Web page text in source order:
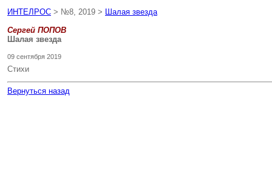
ИНТЕЛРОС > №8, 2019 > Шалая звезда
Сергей ПОПОВ
Шалая звезда
09 сентября 2019
Стихи
Вернуться назад